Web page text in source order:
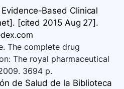
Based Clinical
[cited 2015 Aug 27].
The complete drug
The royal pharmaceutical
3694 p.
de Salud de la Biblioteca